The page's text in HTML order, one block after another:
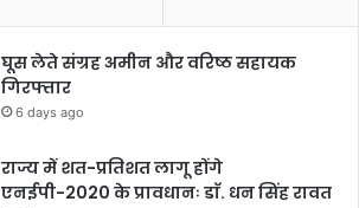
घूस लेते संग्रह अमीन और वरिष्ठ सहायक
गिरफ्तार
6 days ago
राज्य में शत-प्रतिशत लागू होंगे
एनईपी-2020 के प्रावधानः डाॅ. धन सिंह रावत